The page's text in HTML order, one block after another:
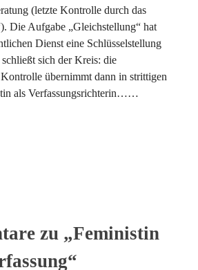
(letzte Kontrolle durch das
Die Aufgabe „Gleichstellung“ hat
Dienst eine Schlüsselstellung
sich der Kreis: die
übernimmt dann in strittigen
als Verfassungsrichterin……
zu „Feministin